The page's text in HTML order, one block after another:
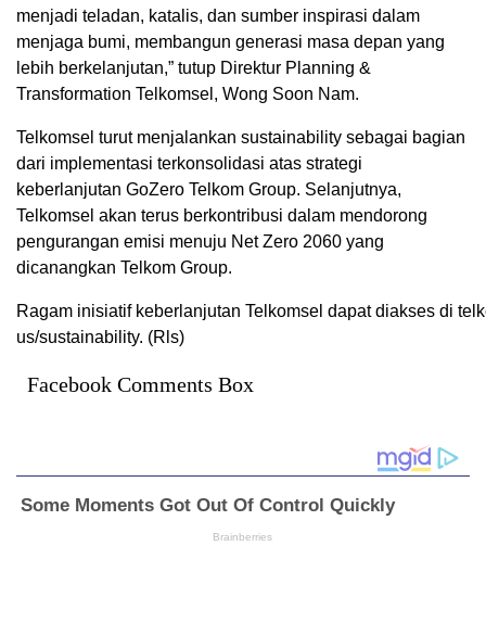
menjadi teladan, katalis, dan sumber inspirasi dalam
menjaga bumi, membangun generasi masa depan yang
lebih berkelanjutan,” tutup Direktur Planning &
Transformation Telkomsel, Wong Soon Nam.
Telkomsel turut menjalankan sustainability sebagai bagian
dari implementasi terkonsolidasi atas strategi
keberlanjutan GoZero Telkom Group. Selanjutnya,
Telkomsel akan terus berkontribusi dalam mendorong
pengurangan emisi menuju Net Zero 2060 yang
dicanangkan Telkom Group.
Ragam inisiatif keberlanjutan Telkomsel dapat diakses di
us/sustainability. (Rls)
Facebook Comments Box